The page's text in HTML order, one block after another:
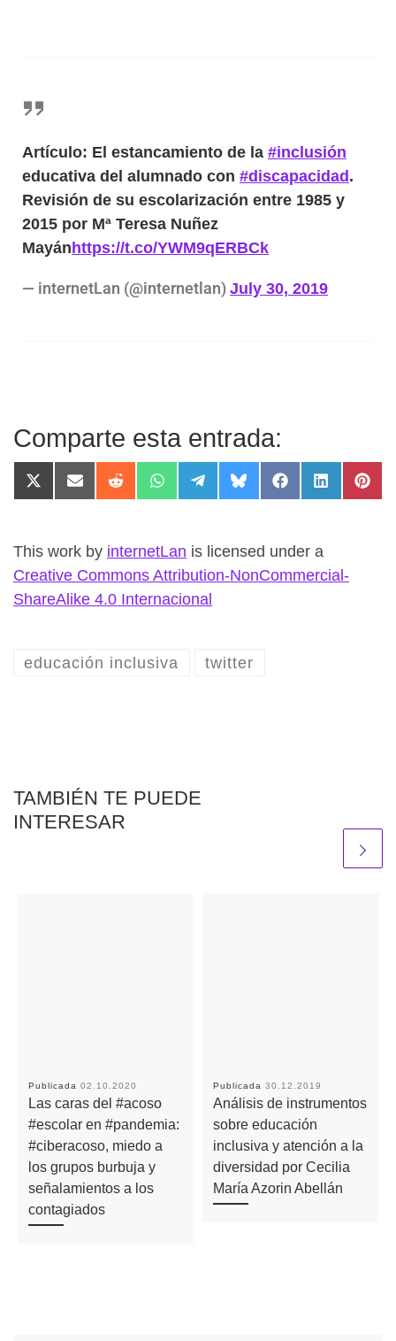
Artículo: El estancamiento de la #inclusión
educativa del alumnado con #discapacidad .
Revisión de su escolarización entre 1985 y
2015 por Mª Teresa Nuñez
Mayán https://t.co/YWM9qERBCk
— internetLan (@internetlan) July 30, 2019
Comparte esta entrada:
This work by internetLan is licensed under a
Creative Commons Attribution-NonCommercial-
ShareAlike 4.0 Internacional
educación inclusiva twitter
TAMBIÉN TE PUEDE
INTERESAR
Publicada 02.10.2020
Las caras del #acoso
#escolar en #pandemia:
#ciberacoso, miedo a
los grupos burbuja y
señalamientos a los
contagiados
Publicada 30.12.2019
Análisis de instrumentos
sobre educación
inclusiva y atención a la
diversidad por Cecilia
María Azorin Abellán